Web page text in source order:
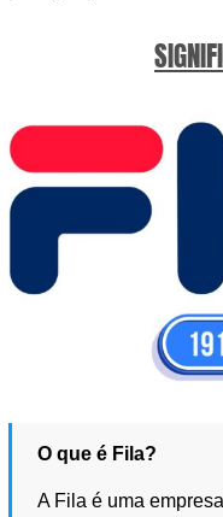
O que é Fila?
A Fila é uma